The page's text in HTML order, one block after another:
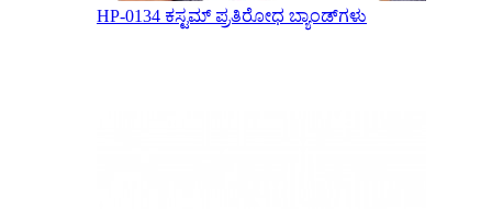
HP-0134 ಕಸ್ಟಮ್ ಪ್ರತಿರೋಧ ಬ್ಯಾಂಡ್‌ಗಳು